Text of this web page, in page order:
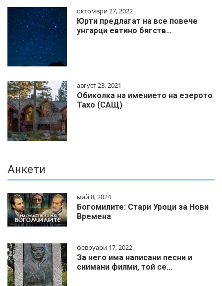
октомври 27, 2022
Юрти предлагат на все повече
унгарци евтино бягств…
август 23, 2021
Обиколка на имението на езерото
Тахо (САЩ)
Анкети
май 8, 2024
Богомилите: Стари Уроци за Нови
Времена
февруари 17, 2022
За него има написани песни и
снимани филми, той се…